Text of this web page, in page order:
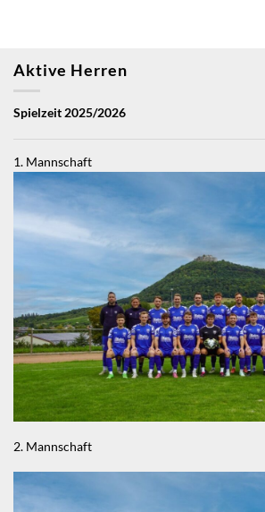
Aktive Herren
Spielzeit 2025/2026
1. Mannschaft
2. Mannschaft